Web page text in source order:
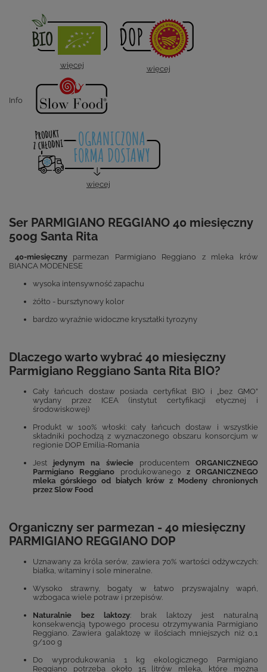
Info
więcej więcej
więcej
Ser PARMIGIANO REGGIANO 40 miesięczny
500g Santa Rita
40-miesięcznyparmezan Parmigiano Reggiano z mleka krów
BIANCA MODENESE
wysoka intensywność zapachu
żółto - bursztynowy kolor
bardzo wyraźnie widoczne kryształki tyrozyny
Dlaczego warto wybrać 40 miesięczny
Parmigiano Reggiano Santa Rita BIO?
Cały łańcuch dostaw posiada certyfikat BIO i „bez GMO”
wydany przez ICEA (instytut certyfikacji etycznej i
środowiskowej)
Produkt w 100% włoski: cały łańcuch dostaw i wszystkie
składniki pochodzą z wyznaczonego obszaru konsorcjum w
regionie DOP Emilia-Romania
Jest jedynym na świecieproducentemORGANICZNEGO
Parmigiano Reggiano produkowanego z ORGANICZNEGO
mleka górskiego od białych krów z Modeny chronionych
przez Slow Food
Organiczny ser parmezan - 40 miesięczny
PARMIGIANO REGGIANO DOP
Uznawany za króla serów, zawiera 70% wartości odżywczych:
białka, witaminy i sole mineralne.
Wysoko strawny, bogaty w łatwo przyswajalny wapń,
wzbogaca wiele potraw i przepisów.
Naturalnie bez laktozy: brak laktozy jest naturalną
konsekwencją typowego procesu otrzymywania Parmigiano
Reggiano. Zawiera galaktozę w ilościach mniejszych niż 0,1
g/100 g
Do wyprodukowania 1 kg ekologicznego Parmigiano
Reggiano potrzeba około 15 litrów mleka, które można